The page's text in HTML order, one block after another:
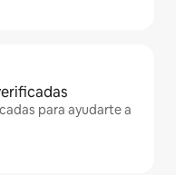
para ayudarte a